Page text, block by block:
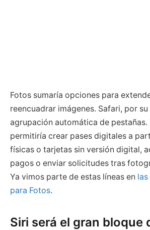
Fotos sumaría opciones para
reencuadrar imágenes. Safari, por
agrupación automática de pestañas.
permitiría crear pases digitales a
físicas o tarjetas sin versión digital,
pagos o enviar solicitudes tras
Ya vimos parte de estas líneas en
para Fotos.
Siri será el gran bloque